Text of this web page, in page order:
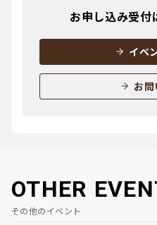
お申し込み受付
イベ
お
OTHER
その他のイベント